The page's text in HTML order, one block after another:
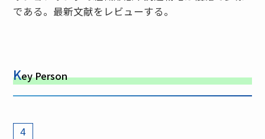
である。最新文献をレビューする。
Key Person
4